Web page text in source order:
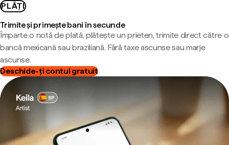
PLĂȚI
Trimite și primește bani în secunde
Împarte o notă de plată, plătește un prieten, trimite direct către o
bancă mexicană sau braziliană. Fără taxe ascunse sau marje
ascunse.
Deschide-ți contul gratuit